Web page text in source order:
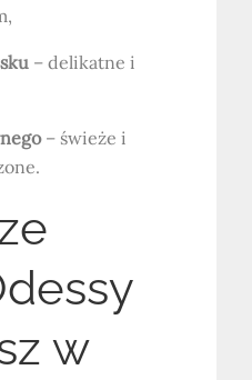
– delikatne i
– świeże i
w